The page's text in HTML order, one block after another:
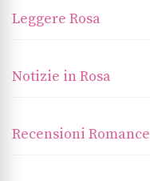
Leggere Rosa
Notizie in Rosa
Recensioni Romance